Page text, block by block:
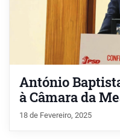
António
à Câmara da
18 de Fevereiro, 2025